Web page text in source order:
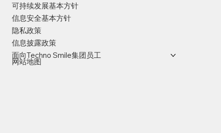
可持续发展基本方针
信息安全基本方针
隐私政策
信息披露政策
面向Techno Smile集团员工
网站地图